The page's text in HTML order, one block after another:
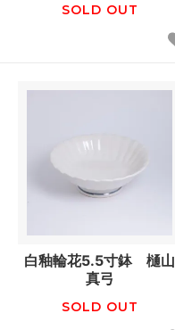
SOLD OUT
白釉輪花5.5寸鉢 樋山
真弓
SOLD OUT